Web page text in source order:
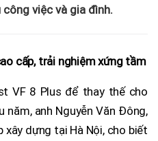
công việc và gia đình.
cấp, trải nghiệm xứng tầm
VF 8 Plus để thay thế cho
năm, anh Nguyễn Văn Đông,
dựng tại Hà Nội, cho biết